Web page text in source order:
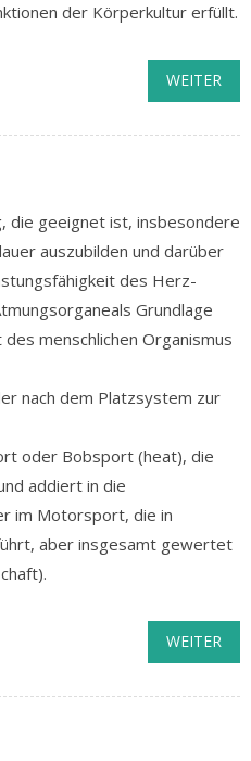
der Körperkultur erfüllt.
WEITER
die geeignet ist, insbesondere
auszubilden und darüber
des Herz-
Grundlage
menschlichen Organismus
nach dem Platzsystem zur
oder Bobsport (heat), die
addiert in die
im Motorsport, die in
aber insgesamt gewertet
WEITER